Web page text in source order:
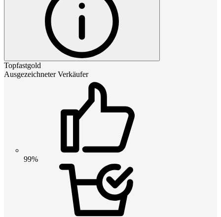
Topfastgold
Ausgezeichneter Verkäufer
99%